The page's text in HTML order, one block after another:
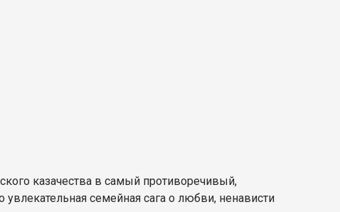
казачества в самый противоречивый,
семейная сага о любви, ненависти